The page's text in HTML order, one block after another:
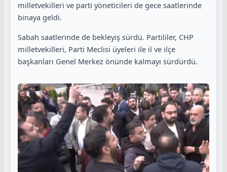
milletvekilleri ve parti yöneticileri de gece saatlerinde
binaya geldi.
Sabah saatlerinde de bekleyiş sürdü. Partililer, CHP
milletvekilleri, Parti Meclisi üyeleri ile il ve ilçe
başkanları Genel Merkez önünde kalmayı sürdürdü.